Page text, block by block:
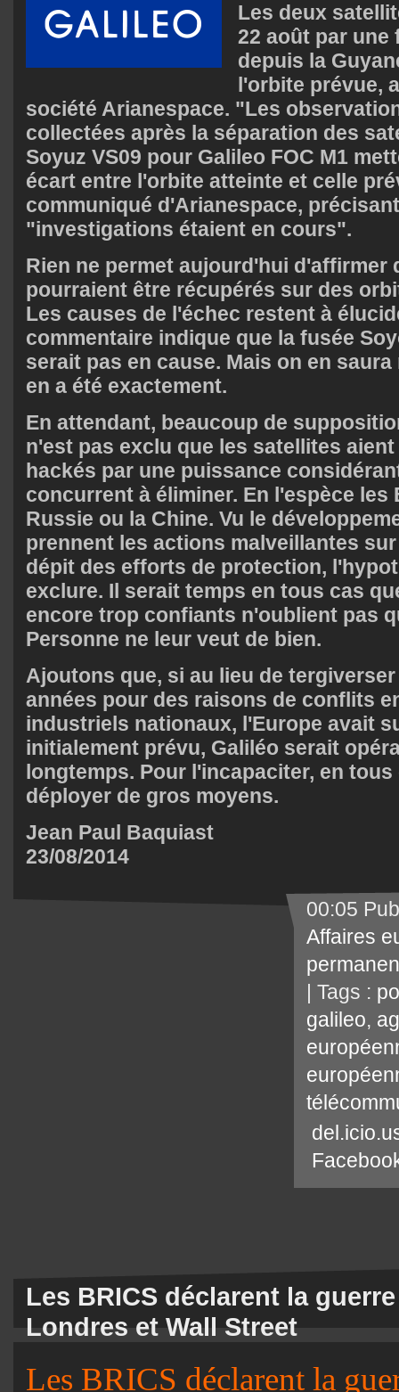
Les deux
22 août par une
depuis la
l'orbite prévue,
société Arianespace. "Les
collectées après la séparation des
Soyuz VS09 pour Galileo FOC M1
écart entre l'orbite atteinte et celle
communiqué d'Arianespace,
"investigations étaient en cours".
Rien ne permet aujourd'hui d'affirmer
pourraient être récupérés sur des
Les causes de l'échec restent à
commentaire indique que la fusée
serait pas en cause. Mais on en
en a été exactement.
En attendant, beaucoup de
n'est pas exclu que les satellites
hackés par une puissance
concurrent à éliminer. En l'espèce les
Russie ou la Chine. Vu le
prennent les actions malveillantes
dépit des efforts de protection,
exclure. Il serait temps en tous cas
encore trop confiants n'oublient pas
Personne ne leur veut de bien.
Ajoutons que, si au lieu de
années pour des raisons de conflits
industriels nationaux, l'Europe avait
initialement prévu, Galiléo serait
longtemps. Pour l'incapaciter, en
déployer de gros moyens.
Jean Paul Baquiast
23/08/2014
00:05
Affaires
| Tags :
galileo,
Les BRICS déclarent la
Londres et Wall Street
Les BRICS déclarent la